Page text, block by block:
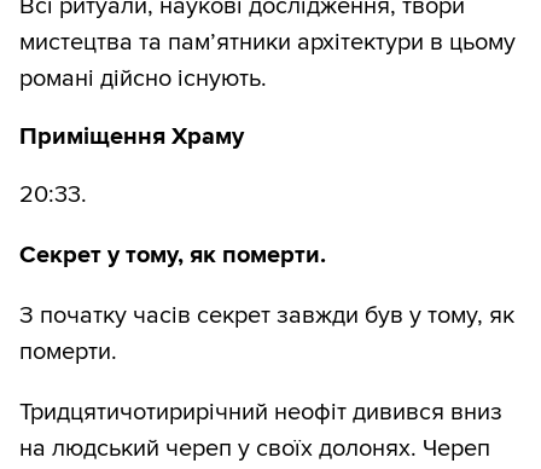
Всі ритуали, наукові дослідження, твори
мистецтва та пам’ятники архітектури в цьому
романі дійсно існують.
Приміщення Храму
20:33.
Секрет у тому, як померти.
З початку часів секрет завжди був у тому, як
померти.
Тридцятичотирирічний неофіт дивився вниз
на людський череп у своїх долонях. Череп